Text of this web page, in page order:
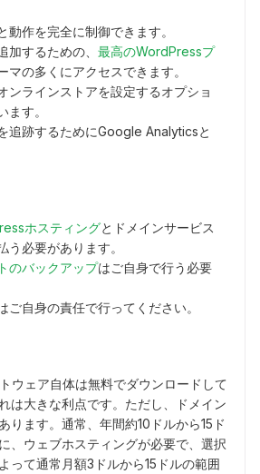
動作を完全に制御できます。
加するための、 最高のWordPressプ
マの多くにアクセスできます。
ンラインストアを設定するオプショ
ます。
追跡するためにGoogle Analyticsと
ホスティングとドメインサービス
う必要があります。
のバックアップはご自身で行う必要
ご自身の責任で行ってください。
ウェア自体は無料でダウンロードして
は大きな利点です。ただし、ドメイン
ります。通常、年間約10ドルから15ド
、ウェブホスティングが必要で、選択
って通常月額3ドルから15ドルの範囲